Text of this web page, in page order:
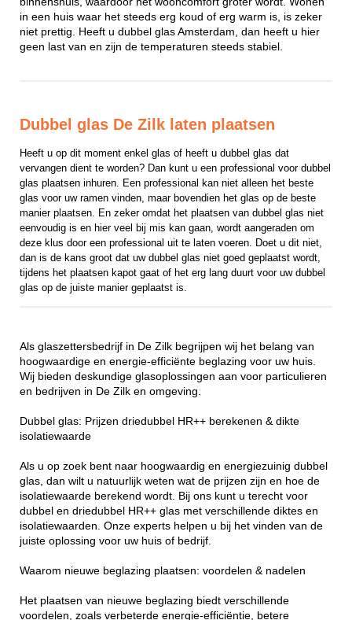
in een huis waar het steeds erg koud of erg warm is, is zeker
niet prettig. Heeft u dubbel glas Amsterdam, dan heeft u hier
geen last van en zijn de temperaturen steeds stabiel.
Dubbel glas De Zilk laten plaatsen
Heeft u op dit moment enkel glas of heeft u dubbel glas dat
vervangen dient te worden? Dan kunt u een professional voor dubbel
glas plaatsen inhuren. Een professional kan niet alleen het beste
glas voor uw ramen vinden, maar bovendien het glas op de beste
manier plaatsen. En zeker omdat het plaatsen van dubbel glas niet
eenvoudig is en hier veel bij mis kan gaan, wordt aangeraden om
deze klus door een professional uit te laten voeren. Doet u dit niet,
dan is de kans groot dat uw dubbel glas niet goed geplaatst wordt,
tijdens het plaatsen kapot gaat of het erg lang duurt voor uw dubbel
glas op de juiste manier geplaatst is.
Als glaszettersbedrijf in De Zilk begrijpen wij het belang van
hoogwaardige en energie-efficiënte beglazing voor uw huis.
Wij bieden deskundige glasoplossingen aan voor particulieren
en bedrijven in De Zilk en omgeving.
Dubbel glas: Prijzen driedubbel HR++ berekenen & dikte
isolatiewaarde
Als u op zoek bent naar hoogwaardig en energiezuinig dubbel
glas, dan wilt u natuurlijk weten wat de prijzen zijn en hoe de
isolatiewaarde berekend wordt. Bij ons kunt u terecht voor
dubbel en driedubbel HR++ glas met verschillende diktes en
isolatiewaarden. Onze experts helpen u bij het vinden van de
juiste oplossing voor uw huis of bedrijf.
Waarom nieuwe beglazing plaatsen: voordelen & nadelen
Het plaatsen van nieuwe beglazing biedt verschillende
voordelen, zoals verbeterde energie-efficiëntie, betere